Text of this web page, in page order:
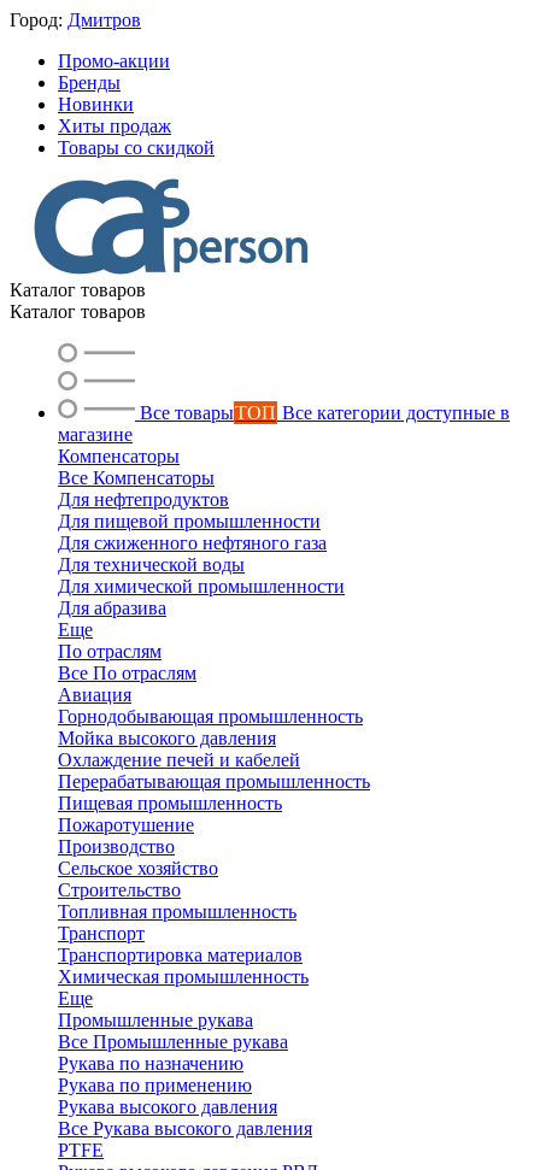
Город: Дмитров
Промо-акции
Бренды
Новинки
Хиты продаж
Товары со скидкой
Каталог товаров
Каталог товаров
Все товарыТОП Все категории доступные в
магазине
Компенсаторы
Все Компенсаторы
Для нефтепродуктов
Для пищевой промышленности
Для сжиженного нефтяного газа
Для технической воды
Для химической промышленности
Для абразива
Еще
По отраслям
Все По отраслям
Авиация
Горнодобывающая промышленность
Мойка высокого давления
Охлаждение печей и кабелей
Перерабатывающая промышленность
Пищевая промышленность
Пожаротушение
Производство
Сельское хозяйство
Строительство
Топливная промышленность
Транспорт
Транспортировка материалов
Химическая промышленность
Еще
Промышленные рукава
Все Промышленные рукава
Рукава по назначению
Рукава по применению
Рукава высокого давления
Все Рукава высокого давления
PTFE